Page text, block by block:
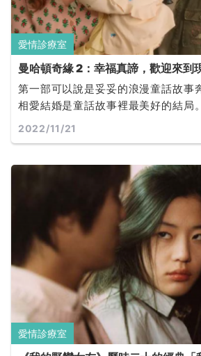
愛情診療室
曼哈頓奇緣 2：幸福真諦，歡迎來到
第一部可以說是妥妥的浪漫童話故事
相愛結婚是童話故事裡最美好的結局
之後，公主與王子需要過生活，現實
2022/11/21
愛情診療室